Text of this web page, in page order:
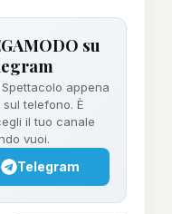
su
appena
telefono. È
il tuo canale
vuoi.
Telegram